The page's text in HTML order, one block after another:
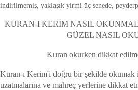
indirilmemiş, yaklaşık yirmi üç senede,
KURAN-I KERİM NASIL
GÜZEL NASIL
Kuran okurken dikkat
Kuran-ı Kerim'i doğru bir şekilde
uzatmalarına ve mahreç yerlerine dikkat